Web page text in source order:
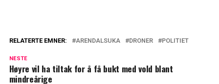
RELATERTE EMNER: ARENDALSUKA DRONER POLITIET
NESTE
Høyre vil ha tiltak for å få bukt med vold blant
mindreårige